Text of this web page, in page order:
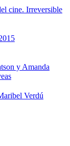
cine. Irreversible
y Amanda
Verdú